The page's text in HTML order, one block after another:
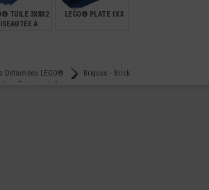
TUILE 3X8X2
À
LEGO® PLATE 1X3
Détachées LEGO®
Briques - Brick
Lego® brique 1x6